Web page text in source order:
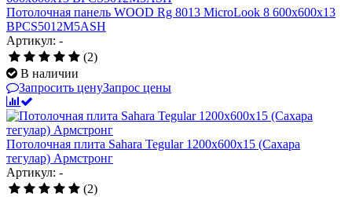
Потолочная панель WOOD Rg 8013 MicroLook 8 600x600x13
BPCS5012M5ASH
Артикул: -
(2)
В наличии
Запросить ценуЗапрос цены
Потолочная плита Sahara Tegular 1200x600x15 (Сахара
тегулар) Армстронг
Артикул: -
(2)